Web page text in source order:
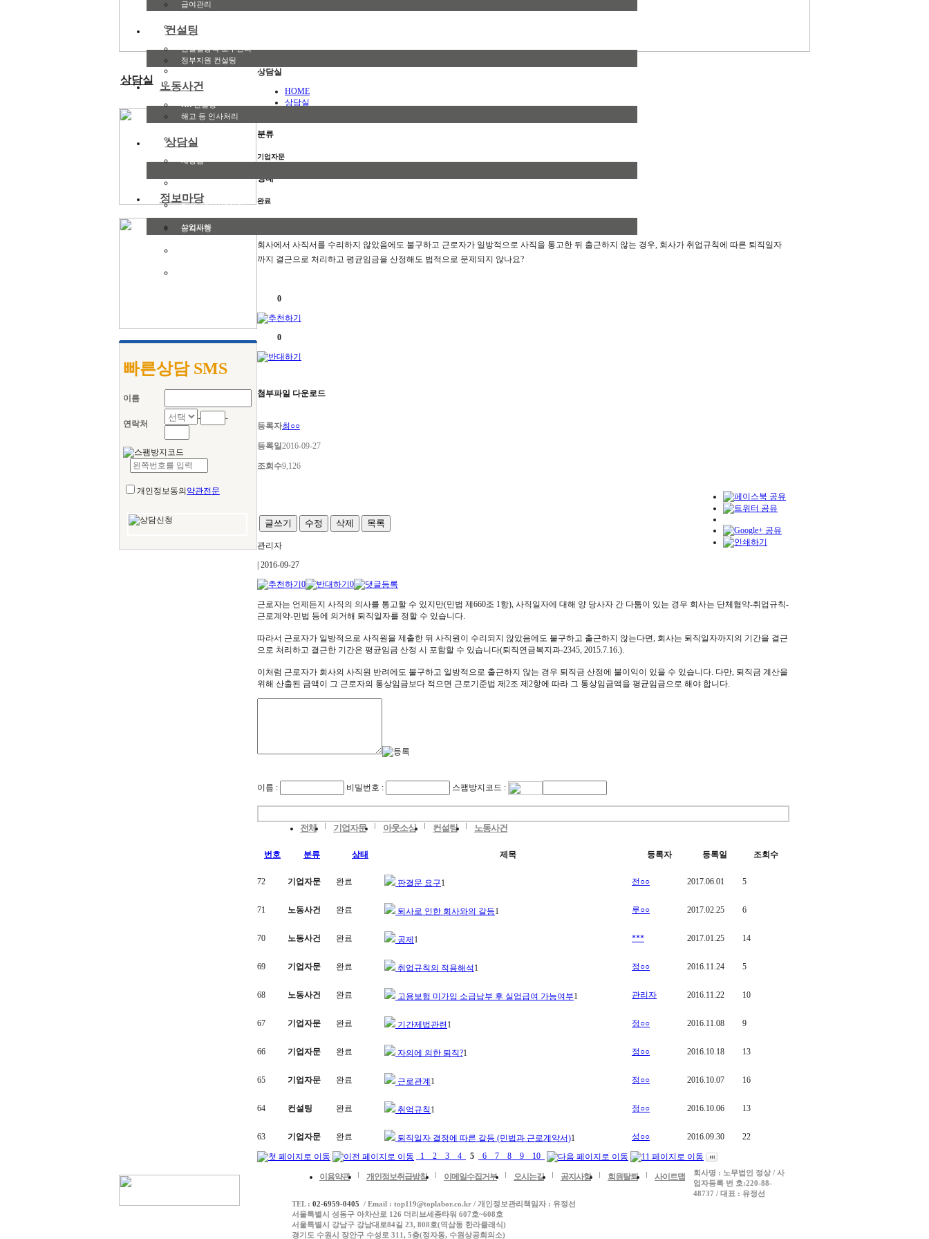
급여관리
4대보험관리
건설일용직 노무관리
정부지원금/보험료 환급
컨설팅
정부지원 컨설팅
노사관계 컨설팅
HR 컨설팅
노동사건
해고 등 인사처리
임금체불
체당금
비정규직 차별시정
산업재해
상담실
정보마당
공지사항
상담실
빠른상담 SMS
이름
연락처
- -
개인정보동의 약관전문
상담실
HOME
상담실
분류
기업자문
상태
완료
회사에서 사직서를 수리하지 않았음에도 불구하고 근로자가 일방적으로 사직을 통고한 뒤 출근하지 않는 경우 회사가 취업규칙에 따른 퇴직일자
까지 결근으로 처리하고 평균임금을 산정해도 법적으로 문제되지 않나요?
0
0
첨부파일 다운로드
등록자최○○
등록일2016-09-27
조회수9,126
글쓰기 수정 삭제 목록
관리자
| 2016-09-27
0
0
근로자는 언제든지 사직의 의사를 통고할 수 있지만(민법 제660조 1항), 사직일자에 대해 양 당사자 간 다툼이 있는 경우 회사는 단체협약-취업규칙-
근로계약-민법 등에 의거해 퇴직일자를 정할 수 있습니다.
따라서 근로자가 일방적으로 사직원을 제출한 뒤 사직원이 수리되지 않았음에도 불구하고 출근하지 않는다면, 회사는 퇴직일자까지의 기간을 결근
으로 처리하고 결근한 기간은 평균임금 산정 시 포함할 수 있습니다(퇴직연금복지과-2345, 2015.7.16.).
이처럼 근로자가 회사의 사직원 반려에도 불구하고 일방적으로 출근하지 않는 경우 퇴직금 산정에 불이익이 있을 수 있습니다. 다만, 퇴직금 계산을
위해 산출된 금액이 그 근로자의 통상임금보다 적으면 근로기준법 제2조 제2항에 따라 그 통상임금액을 평균임금으로 해야 합니다.
이름 : 비밀번호 : 스팸방지코드 :
전체 기업자문 아웃소싱 컨설팅 노동사건
번호 분류 상태 제목 등록자 등록일 조회수
72 기업자문 완료 판결문 요구1 전○○ 2017.06.01 5
71 노동사건 완료 퇴사로 인한 회사와의 갈등1 루○○ 2017.02.25 6
70 노동사건 완료 공제1 *** 2017.01.25 14
69 기업자문 완료 취업규칙의 적용해석1 정○○ 2016.11.24 5
68 노동사건 완료 고용보험 미가입 소급납부 후 실업급여 가능여부1 관리자 2016.11.22 10
67 기업자문 완료 기간제법관련1 정○○ 2016.11.08 9
66 기업자문 완료 자의에 의한 퇴직?1 정○○ 2016.10.18 13
65 기업자문 완료 근로관계1 정○○ 2016.10.07 16
64 컨설팅 완료 취억규칙1 정○○ 2016.10.06 13
63 기업자문 완료 퇴직일자 결정에 따른 갈등 (민법과 근로계약서)1 성○○ 2016.09.30 22
1 2 3 4 5 6 7 8 9 10
이용약관 개인정보취급방침 이메일수집거부 오시는길 공지사항 회원탈퇴 사이트맵
회사명 : 노무법인 정상 / 사
업자등록 번 호:220-88-
48737 / 대표 : 유정선
TEL : 02-6959-0405 / Email : top119@toplabor.co.kr / 개인정보관리책임자 : 유정선
서울특별시 성동구 아차산로 126 더리브세종타워 607호~608호
서울특별시 강남구 강남대로84길 23, 808호(역삼동 한라클래식)
경기도 수원시 장안구 수성로 311, 5층(정자동, 수원상공회의소)